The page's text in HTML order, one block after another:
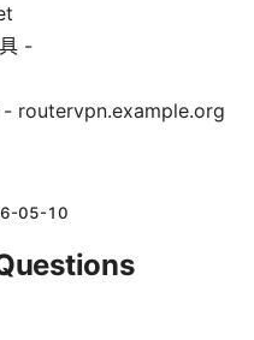
-
- routervpn.example.org
05-10